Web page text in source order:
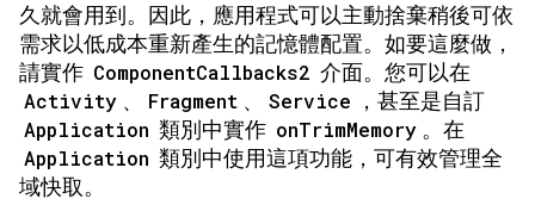
久就會用到。因此，應用程式可以主動捨棄稍後可依
需求以低成本重新產生的記憶體配置。如要這麼做，
請實作 ComponentCallbacks2 介面。您可以在
Activity 、 Fragment 、 Service ，甚至是自訂
Application 類別中實作 onTrimMemory 。在
Application 類別中使用這項功能，可有效管理全
域快取。